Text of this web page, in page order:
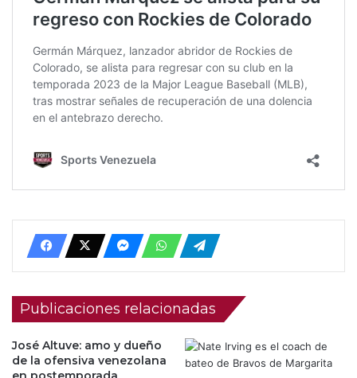
Publicaciones relacionadas
José Altuve: amo y dueño
de la ofensiva venezolana